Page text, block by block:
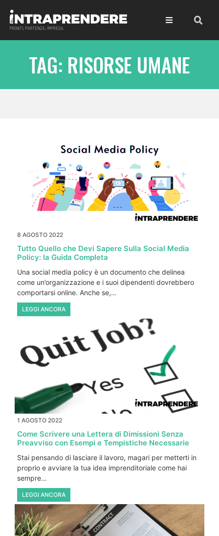
TAG: RISORSE UMANE
8 AGOSTO 2022
Tutto Quello che Devi Sapere Sulla Social Media
Policy: la Guida Completa
Una social media policy è un documento che delinea
come un’organizzazione e i suoi dipendenti dovrebbero
comportarsi online. Anche se,…
LEGGI ANCORA
1 AGOSTO 2022
Come Scrivere una Lettera di Dimissioni Senza
Preavviso con Esempi e Tempistiche Necessarie
Stai pensando di lasciare il lavoro, magari per metterti in
proprio e avviare la tua idea imprenditoriale come hai
sempre…
LEGGI ANCORA